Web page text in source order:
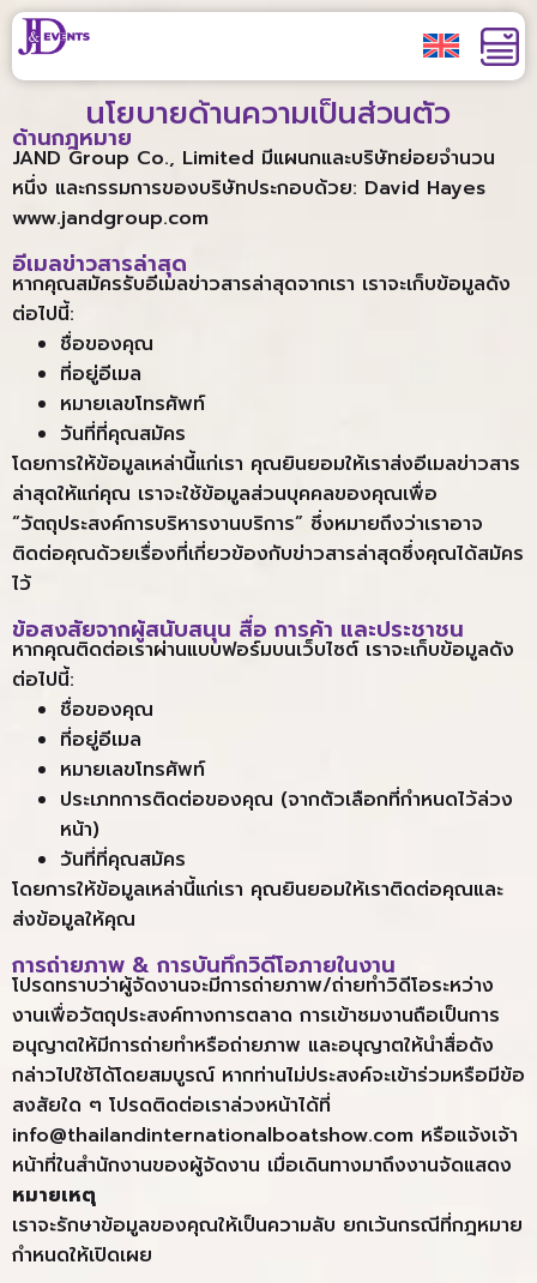
นโยบายด้านความเป็นส่วนตัว
ด้านกฎหมาย
JAND Group Co., Limited มีแผนกและบริษัทย่อยจำนวน
หนึ่ง และกรรมการของบริษัทประกอบด้วย: David Hayes
www.jandgroup.com
อีเมลข่าวสารล่าสุด
หากคุณสมัครรับอีเมลข่าวสารล่าสุดจากเรา เราจะเก็บข้อมูลดัง
ต่อไปนี้:
ชื่อของคุณ
ที่อยู่อีเมล
หมายเลขโทรศัพท์
วันที่ที่คุณสมัคร
โดยการให้ข้อมูลเหล่านี้แก่เรา คุณยินยอมให้เราส่งอีเมลข่าวสาร
ล่าสุดให้แก่คุณ เราจะใช้ข้อมูลส่วนบุคคลของคุณเพื่อ
“วัตถุประสงค์การบริหารงานบริการ” ซึ่งหมายถึงว่าเราอาจ
ติดต่อคุณด้วยเรื่องที่เกี่ยวข้องกับข่าวสารล่าสุดซึ่งคุณได้สมัคร
ไว้
ข้อสงสัยจากผู้สนับสนุน สื่อ การค้า และประชาชน
หากคุณติดต่อเราผ่านแบบฟอร์มบนเว็บไซต์ เราจะเก็บข้อมูลดัง
ต่อไปนี้:
ชื่อของคุณ
ที่อยู่อีเมล
หมายเลขโทรศัพท์
ประเภทการติดต่อของคุณ (จากตัวเลือกที่กำหนดไว้ล่วง
หน้า)
วันที่ที่คุณสมัคร
โดยการให้ข้อมูลเหล่านี้แก่เรา คุณยินยอมให้เราติดต่อคุณและ
ส่งข้อมูลให้คุณ
การถ่ายภาพ & การบันทึกวิดีโอภายในงาน
โปรดทราบว่าผู้จัดงานจะมีการถ่ายภาพ/ถ่ายทำวิดีโอระหว่าง
งานเพื่อวัตถุประสงค์ทางการตลาด การเข้าชมงานถือเป็นการ
อนุญาตให้มีการถ่ายทำหรือถ่ายภาพ และอนุญาตให้นำสื่อดัง
กล่าวไปใช้ได้โดยสมบูรณ์ หากท่านไม่ประสงค์จะเข้าร่วมหรือมีข้อ
สงสัยใด ๆ โปรดติดต่อเราล่วงหน้าได้ที่
info@thailandinternationalboatshow.com หรือแจ้งเจ้า
หน้าที่ในสำนักงานของผู้จัดงาน เมื่อเดินทางมาถึงงานจัดแสดง
หมายเหตุ
เราจะรักษาข้อมูลของคุณให้เป็นความลับ ยกเว้นกรณีที่กฎหมาย
กำหนดให้เปิดเผย